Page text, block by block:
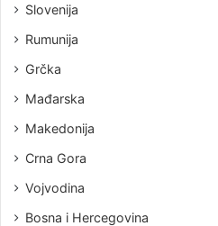
Slovenija
Rumunija
Grčka
Mađarska
Makedonija
Crna Gora
Vojvodina
Bosna i Hercegovina